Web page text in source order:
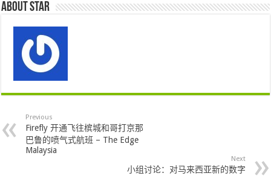
About star
Previous
Firefly 开通飞往槟城和哥打京那
巴鲁的喷气式航班 – The Edge
Malaysia
Next
小组讨论：对马来西亚新的数字